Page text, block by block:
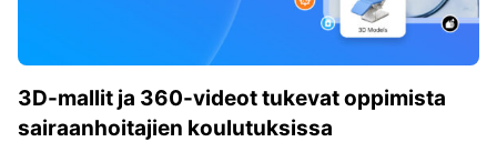
3D-mallit ja 360-videot tukevat oppimista
sairaanhoitajien koulutuksissa